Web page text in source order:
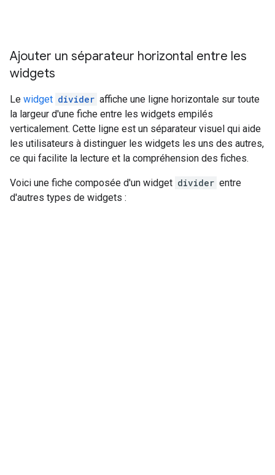
Ajouter un séparateur horizontal entre les
widgets
Le widget divider affiche une ligne horizontale sur toute
la largeur d'une fiche entre les widgets empilés
verticalement. Cette ligne est un séparateur visuel qui aide
les utilisateurs à distinguer les widgets les uns des autres,
ce qui facilite la lecture et la compréhension des fiches.
Voici une fiche composée d'un widget divider entre
d'autres types de widgets :